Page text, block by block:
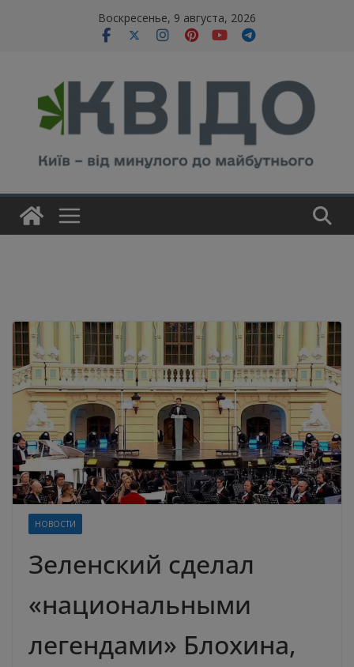
Воскресенье, 9 августа, 2026
НОВОСТИ
Зеленский сделал
«национальными
легендами» Блохина,
modal-check